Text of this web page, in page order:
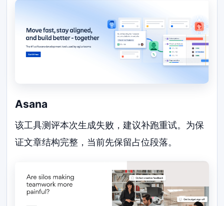
Asana
该工具测评本次生成失败，建议补跑重试。为保
证文章结构完整，当前先保留占位段落。